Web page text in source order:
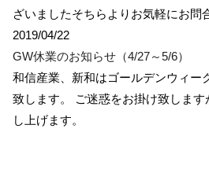
ざいましたそちらよりお気軽にお問
2019/04/22
GW休業のお知らせ（4/27～5/6）
和信産業、新和はゴールデンウィー
致します。 ご迷惑をお掛け致しま
し上げます。